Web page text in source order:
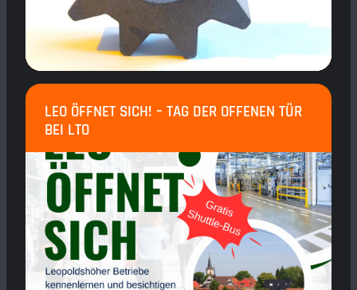
LEO ÖFFNET SICH! – TAG DER OFFENEN TÜR
BEI LTO